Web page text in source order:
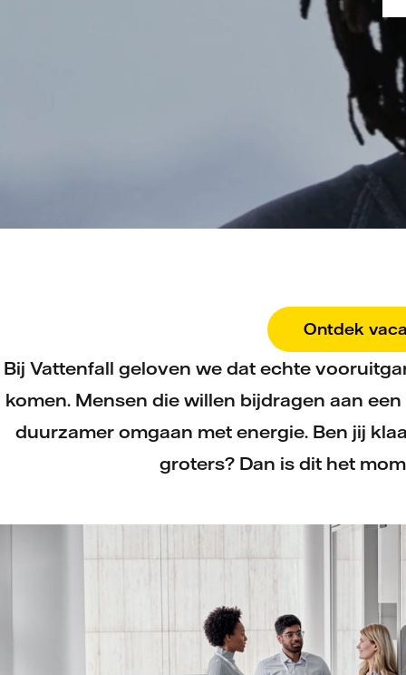
Ontdek
Bij Vattenfall geloven we dat echte
komen. Mensen die willen bijdragen aan
duurzamer omgaan met energie. Ben jij
groters? Dan is dit het